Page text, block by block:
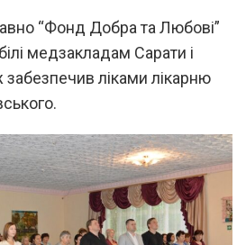
“Фонд Добра та Любові”
медзакладам Сарати і
забезпечив ліками лікарню